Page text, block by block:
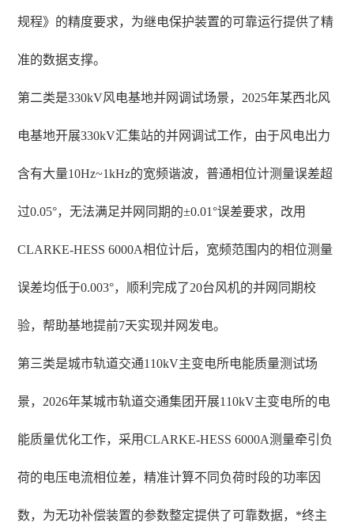
规程》的精度要求，为继电保护装置的可靠运行提供了精
准的数据支撑。
第二类是330kV风电基地并网调试场景，2025年某西北风
电基地开展330kV汇集站的并网调试工作，由于风电出力
含有大量10Hz~1kHz的宽频谐波，普通相位计测量误差超
过0.05°，无法满足并网同期的±0.01°误差要求，改用
CLARKE-HESS 6000A相位计后，宽频范围内的相位测量
误差均低于0.003°，顺利完成了20台风机的并网同期校
验，帮助基地提前7天实现并网发电。
第三类是城市轨道交通110kV主变电所电能质量测试场
景，2026年某城市轨道交通集团开展110kV主变电所的电
能质量优化工作，采用CLARKE-HESS 6000A测量牵引负
荷的电压电流相位差，精准计算不同负荷时段的功率因
数，为无功补偿装置的参数整定提供了可靠数据，*终主